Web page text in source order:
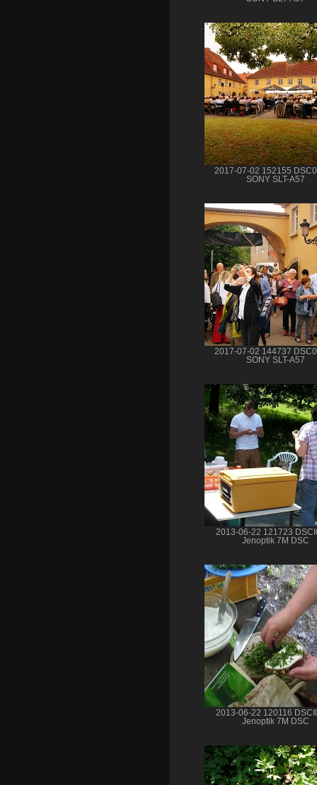
2017-07-02 152155
SONY SLT-A57
2017-07-02 144737
SONY SLT-A57
2013-06-22 121723
Jenoptik 7M DSC
2013-06-22 120116
Jenoptik 7M DSC